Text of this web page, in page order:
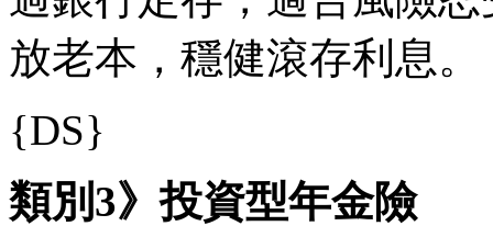
放老本，穩健滾存利息。
{DS}
類別3》投資型年金險